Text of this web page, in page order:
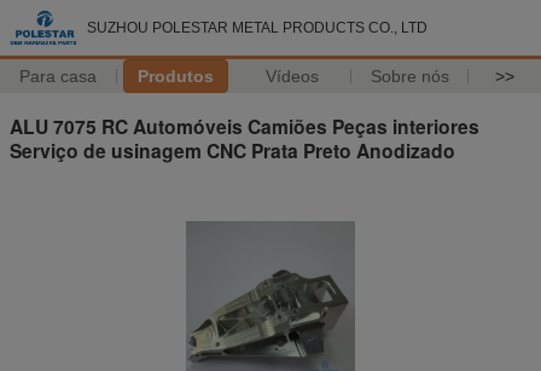
SUZHOU POLESTAR METAL PRODUCTS CO., LTD
Para casa Produtos Vídeos Sobre nós >>
ALU 7075 RC Automóveis Camiões Peças interiores
Serviço de usinagem CNC Prata Preto Anodizado